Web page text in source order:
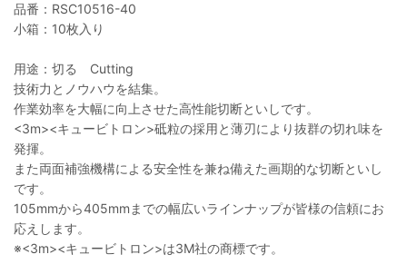
品番：RSC10516-40
小箱：10枚入り
用途：切る Cutting
技術力とノウハウを結集。
作業効率を大幅に向上させた高性能切断といしです。
<3m><キュービトロン>砥粒の採用と薄刃により抜群の切れ味を
発揮。
また両面補強機構による安全性を兼ね備えた画期的な切断といし
です。
105mmから405mmまでの幅広いラインナップが皆様の信頼にお
応えします。
※<3m><キュービトロン>は3M社の商標です。